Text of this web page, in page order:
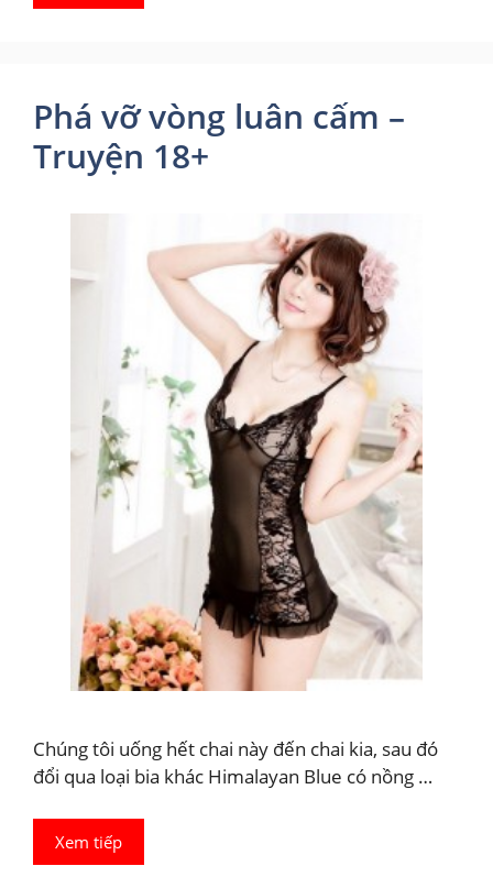
Phá vỡ vòng luân cấm –
Truyện 18+
Chúng tôi uống hết chai này đến chai kia, sau đó
đổi qua loại bia khác Himalayan Blue có nồng …
Xem tiếp